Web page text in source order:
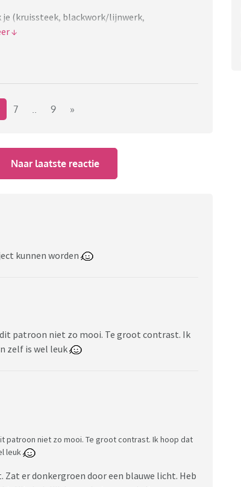
(kruissteek, blackwork/lijnwerk,
het liefst en waar haal je ze vandaan? Wat is
pdf-patterns/
stitch-cross-stitch-277/
uploaden en bijhouden (alleen voor android)
7 .. 9 »
Naar laatste reactie
kunnen worden
patroon niet zo mooi. Te groot contrast. Ik
zelf is wel leuk
niet zo mooi. Te groot contrast. Ik hoop dat
leuk
Zat er donkergroen door een blauwe licht. Heb